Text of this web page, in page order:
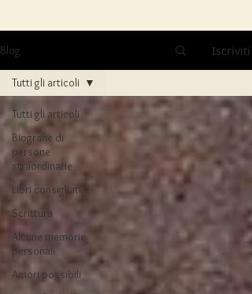
Blog Iscriviti
Tutti gli articoli
Biografie di
persone
straordinarie
Libri consigliati
Scrittura
Alcune memorie
personali
Amori possibili
Tutti gli articoli